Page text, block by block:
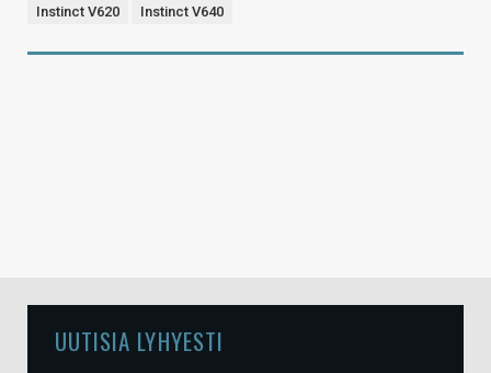
Instinct V620
Instinct V640
UUTISIA LYHYESTI